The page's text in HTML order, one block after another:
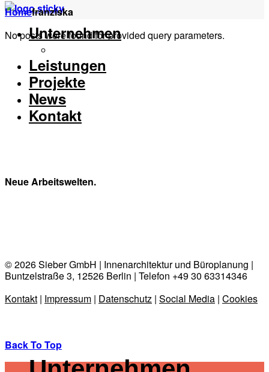
Unternehmen
Leistungen
Projekte
News
Kontakt
Homefranziska
No posts were found for provided query parameters.
Neue Arbeitswelten.
© 2026 Sieber GmbH | Innenarchitektur und Büroplanung |
Buntzelstraße 3, 12526 Berlin | Telefon +49 30 63314346
Kontakt | Impressum | Datenschutz | Social Media | Cookies
Back To Top